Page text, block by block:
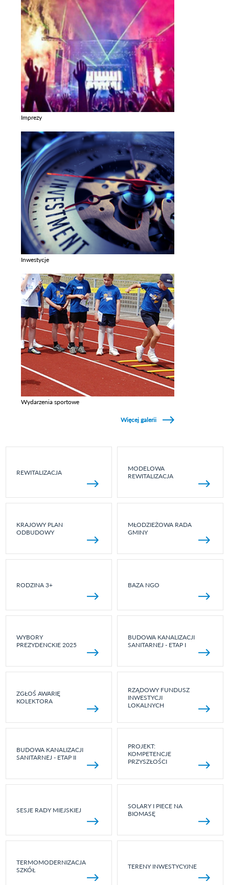
Imprezy
Inwestycje
Wydarzenia sportowe
Więcej galerii
REWITALIZACJA
MODELOWA
REWITALIZACJA
KRAJOWY PLAN
ODBUDOWY
MŁODZIEŻOWA RADA
GMINY
RODZINA 3+ BAZA NGO
WYBORY
PREZYDENCKIE 2025
BUDOWA KANALIZACJI
SANITARNEJ - ETAP I
ZGŁOŚ AWARIĘ
KOLEKTORA
RZĄDOWY FUNDUSZ
INWESTYCJI
LOKALNYCH
BUDOWA KANALIZACJI
SANITARNEJ - ETAP II
PROJEKT:
KOMPETENCJE
PRZYSZŁOŚCI
SESJE RADY MIEJSKIEJ
SOLARY I PIECE NA
BIOMASĘ
TERMOMODERNIZACJA
SZKÓŁ
TERENY INWESTYCYJNE